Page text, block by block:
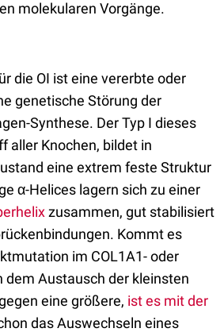
molekularen Vorgänge.
die OI ist eine vererbte oder
genetische Störung der
Synthese. Der Typ I dieses
aller Knochen, bildet in
eine extrem feste Struktur
α-Helices lagern sich zu einer
zusammen, gut stabilisiert
Kommt es
im COL1A1- oder
dem Austausch der kleinsten
eine größere, ist es mit der
das Auswechseln eines